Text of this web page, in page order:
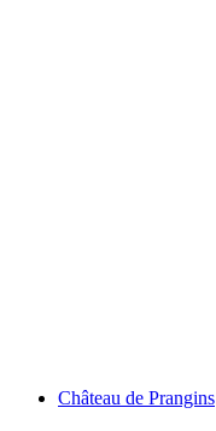
Château de Prangins